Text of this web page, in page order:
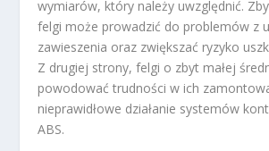
wymiarów, który należy uwzględnić.
felgi może prowadzić do problemów z
zawieszenia oraz zwiększać ryzyko
Z drugiej strony, felgi o zbyt małej
powodować trudności w ich
nieprawidłowe działanie systemów
ABS.